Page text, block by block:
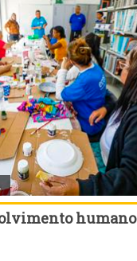
humano